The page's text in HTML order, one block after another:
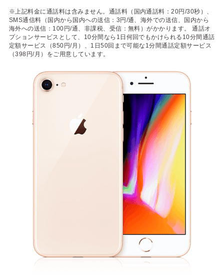
※上記料金に通話料は含みません。通話料（国内通話料：20円/30秒）、
SMS通信料（国内から国内への送信：3円/通、海外での送信、国内から
海外への送信：100円/通、非課税、受信：無料）がかかります。 通話オ
プションサービスとして、10分間なら1日何回でもかけられる10分間通話
定額サービス（850円/月）、1日50回まで可能な1分間通話定額サービス
（398円/月）をご用意しています。